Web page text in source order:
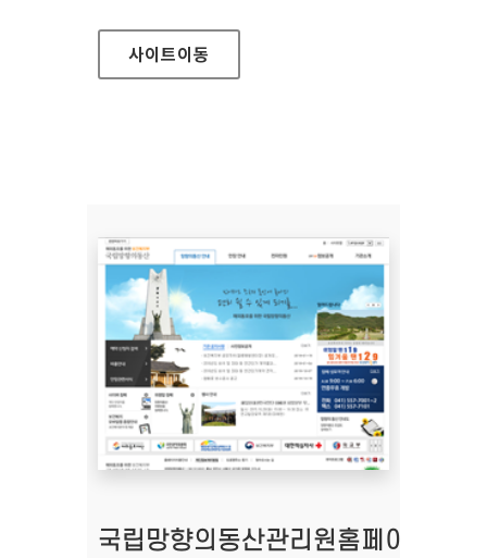
사이트이동
국립망향의동산관리원홈페이지